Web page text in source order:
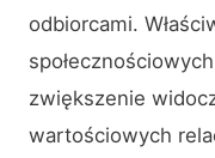
odbiorcami.
zwiększenie
wartościowych